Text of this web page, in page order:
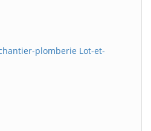
plomberie Lot-et-